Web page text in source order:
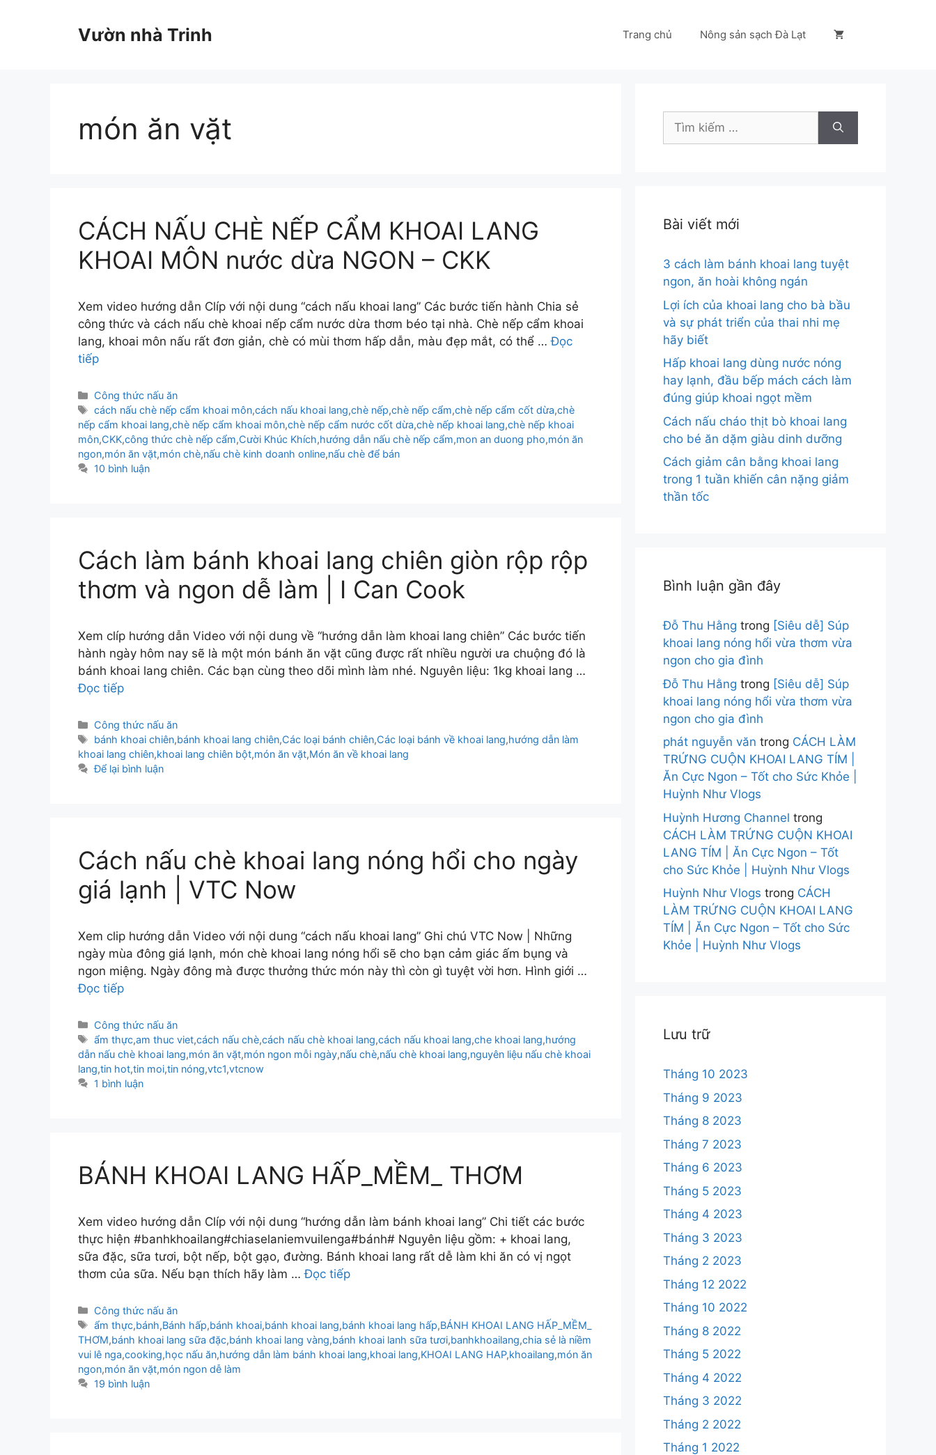
Vườn nhà Trinh Trang chủ Nông sản sạch Đà Lạt
món ăn vặt
CÁCH NẤU CHÈ NẾP CẨM KHOAI LANG
KHOAI MÔN nước dừa NGON – CKK
Xem video hướng dẫn Clíp với nội dung “cách nấu khoai lang” Các bước tiến hành Chia sẻ
công thức và cách nấu chè khoai nếp cẩm nước dừa thơm béo tại nhà. Chè nếp cẩm khoai
lang, khoai môn nấu rất đơn giản, chè có mùi thơm hấp dẫn, màu đẹp mắt, có thể …Đọc
tiếp
Danh
mục
Công thức nấu ăn
Thẻ
cách nấu chè nếp cẩm khoai môn,cách nấu khoai lang,chè nếp,chè nếp cẩm,chè nếp cẩm cốt dừa,chè
nếp cẩm khoai lang,chè nếp cẩm khoai môn,chè nếp cẩm nước cốt dừa,chè nếp khoai lang,chè nếp khoai
môn,CKK,công thức chè nếp cẩm,Cười Khúc Khích,hướng dẫn nấu chè nếp cẩm,mon an duong pho,món ăn
ngon,món ăn vặt,món chè,nấu chè kinh doanh online,nấu chè để bán
10 bình luận
Cách làm bánh khoai lang chiên giòn rộp rộp
thơm và ngon dễ làm | I Can Cook
Xem clíp hướng dẫn Video với nội dung về “hướng dẫn làm khoai lang chiên” Các bước tiến
hành ngày hôm nay sẽ là một món bánh ăn vặt cũng được rất nhiều người ưa chuộng đó là
bánh khoai lang chiên. Các bạn cùng theo dõi mình làm nhé. Nguyên liệu: 1kg khoai lang …
Đọc tiếp
Danh
mục
Công thức nấu ăn
Thẻ
bánh khoai chiên,bánh khoai lang chiên,Các loại bánh chiên,Các loại bánh về khoai lang,hướng dẫn làm
khoai lang chiên,khoai lang chiên bột,món ăn vặt,Món ăn về khoai lang
Để lại bình luận
Cách nấu chè khoai lang nóng hổi cho ngày
giá lạnh | VTC Now
Xem clip hướng dẫn Video với nội dung “cách nấu khoai lang” Ghi chú VTC Now | Những
ngày mùa đông giá lạnh, món chè khoai lang nóng hổi sẽ cho bạn cảm giác ấm bụng và
ngon miệng. Ngày đông mà được thưởng thức món này thì còn gì tuyệt vời hơn. Hình giới …
Đọc tiếp
Danh
mục
Công thức nấu ăn
Thẻ
ẩm thực,am thuc viet,cách nấu chè,cách nấu chè khoai lang,cách nấu khoai lang,che khoai lang,hướng
dẫn nấu chè khoai lang,món ăn vặt,món ngon mỗi ngày,nấu chè,nấu chè khoai lang,nguyên liệu nấu chè khoai
lang,tin hot,tin moi,tin nóng,vtc1,vtcnow
1 bình luận
BÁNH KHOAI LANG HẤP_MỀM_ THƠM
Xem video hướng dẫn Clíp với nội dung “hướng dẫn làm bánh khoai lang” Chi tiết các bước
thực hiện #banhkhoailang#chiaselaniemvuilenga#bánh# Nguyên liệu gồm: + khoai lang,
sữa đặc, sữa tươi, bột nếp, bột gạo, đường. Bánh khoai lang rất dễ làm khi ăn có vị ngọt
thơm của sữa. Nếu bạn thích hãy làm …Đọc tiếp
Danh
mục
Công thức nấu ăn
Thẻ
ẩm thực,bánh,Bánh hấp,bánh khoai,bánh khoai lang,bánh khoai lang hấp,BÁNH KHOAI LANG HẤP_MỀM_
THƠM,bánh khoai lang sữa đặc,bánh khoai lang vàng,bánh khoai lanh sữa tươi,banhkhoailang,chia sẻ là niềm
vui lê nga,cooking,học nấu ăn,hướng dẫn làm bánh khoai lang,khoai lang,KHOAI LANG HAP,khoailang,món ăn
ngon,món ăn vặt,món ngon dễ làm
19 bình luận
Tìm
Bài viết mới
3 cách làm bánh khoai lang tuyệt
ngon, ăn hoài không ngán
Lợi ích của khoai lang cho bà bầu
và sự phát triển của thai nhi mẹ
hãy biết
Hấp khoai lang dùng nước nóng
hay lạnh, đầu bếp mách cách làm
đúng giúp khoai ngọt mềm
Cách nấu cháo thịt bò khoai lang
cho bé ăn dặm giàu dinh dưỡng
Cách giảm cân bằng khoai lang
trong 1 tuần khiến cân nặng giảm
thần tốc
Bình luận gần đây
Đỗ Thu Hằng trong [Siêu dễ] Súp
khoai lang nóng hổi vừa thơm vừa
ngon cho gia đình
Đỗ Thu Hằng trong [Siêu dễ] Súp
khoai lang nóng hổi vừa thơm vừa
ngon cho gia đình
phát nguyễn văn trong CÁCH LÀM
TRỨNG CUỘN KHOAI LANG TÍM |
Ăn Cực Ngon – Tốt cho Sức Khỏe |
Huỳnh Như Vlogs
Huỳnh Hương Channel trong
CÁCH LÀM TRỨNG CUỘN KHOAI
LANG TÍM | Ăn Cực Ngon – Tốt
cho Sức Khỏe | Huỳnh Như Vlogs
Huỳnh Như Vlogs trong CÁCH
LÀM TRỨNG CUỘN KHOAI LANG
TÍM | Ăn Cực Ngon – Tốt cho Sức
Khỏe | Huỳnh Như Vlogs
Lưu trữ
Tháng 10 2023
Tháng 9 2023
Tháng 8 2023
Tháng 7 2023
Tháng 6 2023
Tháng 5 2023
Tháng 4 2023
Tháng 3 2023
Tháng 2 2023
Tháng 12 2022
Tháng 10 2022
Tháng 8 2022
Tháng 5 2022
Tháng 4 2022
Tháng 3 2022
Tháng 2 2022
Tháng 1 2022